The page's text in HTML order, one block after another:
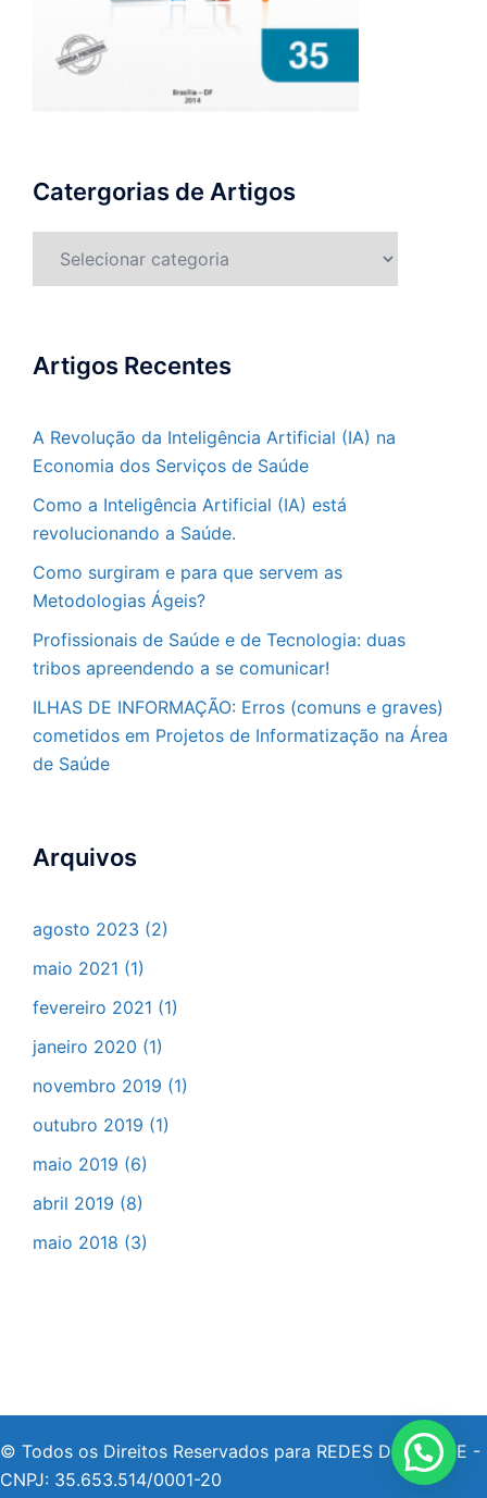
Catergorias de Artigos
Artigos Recentes
A Revolução da Inteligência Artificial (IA) na
Economia dos Serviços de Saúde
Como a Inteligência Artificial (IA) está
revolucionando a Saúde.
Como surgiram e para que servem as
Metodologias Ágeis?
Profissionais de Saúde e de Tecnologia: duas
tribos apreendendo a se comunicar!
ILHAS DE INFORMAÇÃO: Erros (comuns e graves)
cometidos em Projetos de Informatização na Área
de Saúde
Arquivos
agosto 2023 (2)
maio 2021 (1)
fevereiro 2021 (1)
janeiro 2020 (1)
novembro 2019 (1)
outubro 2019 (1)
maio 2019 (6)
abril 2019 (8)
maio 2018 (3)
© Todos os Direitos Reservados para REDES DE SAÚDE -
CNPJ: 35.653.514/0001-20